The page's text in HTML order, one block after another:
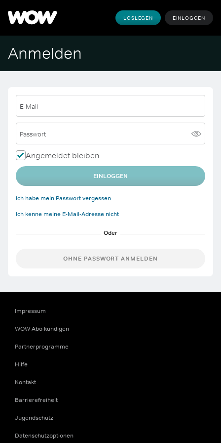
LOSLEGEN EINLOGGEN
Anmelden
E-Mail
Passwort
Angemeldet bleiben
EINLOGGEN
Ich habe mein Passwort vergessen
Ich kenne meine E-Mail-Adresse nicht
OHNE PASSWORT ANMELDEN
Impressum
WOW Abo kündigen
Partnerprogramme
Hilfe
Kontakt
Barrierefreiheit
Jugendschutz
Datenschutzoptionen